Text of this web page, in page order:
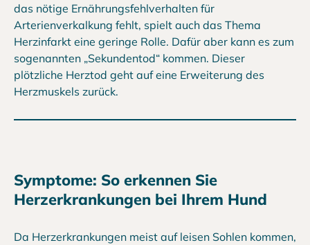
das nötige Ernährungsfehlverhalten für
Arterienverkalkung fehlt, spielt auch das Thema
Herzinfarkt eine geringe Rolle. Dafür aber kann es zum
sogenannten „Sekundentod“ kommen. Dieser
plötzliche Herztod geht auf eine Erweiterung des
Herzmuskels zurück.
Symptome: So erkennen Sie
Herzerkrankungen bei Ihrem Hund
Da Herzerkrankungen meist auf leisen Sohlen kommen,